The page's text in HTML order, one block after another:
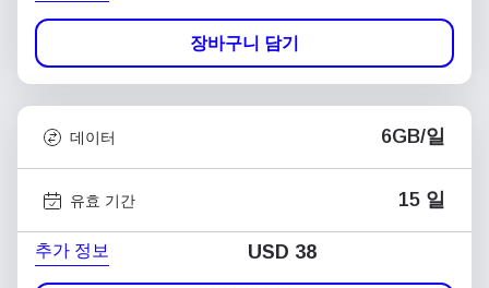
장바구니 담기
데이터 6GB/일
유효 기간 15 일
추가 정보 USD 38